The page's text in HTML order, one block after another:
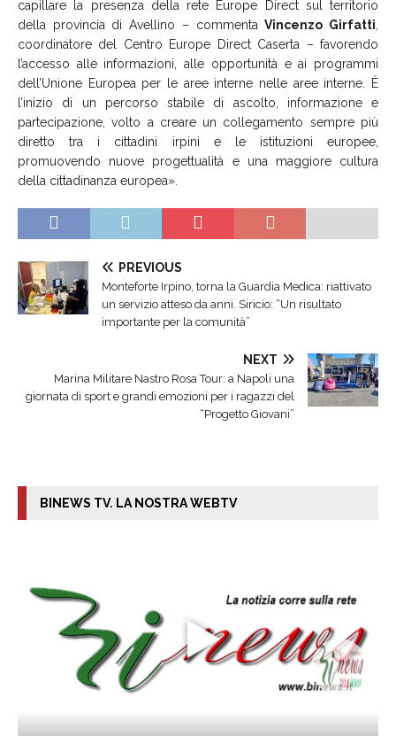
capillare la presenza della rete Europe Direct sul territorio
della provincia di Avellino – commentaVincenzo Girfatti
coordinatore del Centro Europe Direct Caserta – favorendo
l’accesso alle informazioni, alle opportunità e ai programmi
dell’Unione Europea per le aree interne nelle aree interne. È
l’inizio di un percorso stabile di ascolto, informazione e
partecipazione, volto a creare un collegamento sempre più
diretto tra i cittadini irpini e le istituzioni europee,
promuovendo nuove progettualità e una maggiore cultura
della cittadinanza europea».
PREVIOUS
Monteforte Irpino, torna la Guardia Medica: riattivato
un servizio atteso da anni. Siricio: “Un risultato
importante per la comunità”
NEXT
Marina Militare Nastro Rosa Tour: a Napoli una
giornata di sport e grandi emozioni per i ragazzi del
“Progetto Giovani”
BINEWS TV. LA NOSTRA WEBTV